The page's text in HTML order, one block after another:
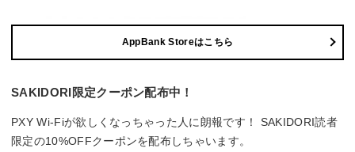
AppBank Storeはこちら
SAKIDORI限定クーポン配布中！
PXY Wi-Fiが欲しくなっちゃった人に朗報です！ SAKIDORI読者
限定の10%OFFクーポンを配布しちゃいます。